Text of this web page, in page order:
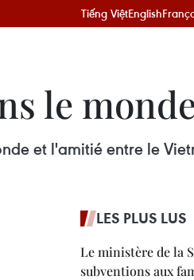
Tiếng ViệtEnglish
le
et l'amitié entre le
LES PLUS LUS
Le ministère de la
subventions aux